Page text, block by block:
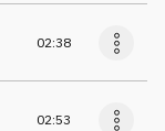
02:38
02:53